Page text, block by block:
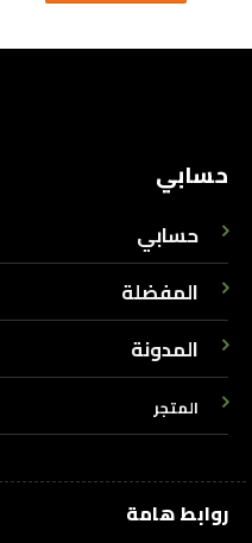
حسابي
حسابي
المفضلة
المدونة
المتجر
روابط هامة